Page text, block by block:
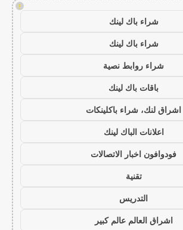
!
شراء باك لينك
شراء باك لينك
شراء روابط نصية
باقات باك لينك
اشراق لنك، شراء باكلينكات
اعلانات الباك لينك
فودوافون اخبار الاتصالات
تقنية
التدريس
اشراق العالم عالم كبير